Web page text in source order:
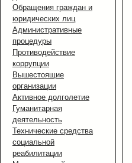
Обращения граждан и
юридических лиц
Административные
процедуры
Противодействие
коррупции
Вышестоящие
организации
Активное долголетие
Гуманитарная
деятельность
Технические средства
социальной
реабилитации